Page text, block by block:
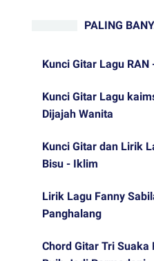
PALING
Kunci Gitar Lagu RAN
Kunci Gitar Lagu
Dijajah Wanita
Kunci Gitar dan Lirik
Bisu - Iklim
Lirik Lagu Fanny
Panghalang
Chord Gitar Tri